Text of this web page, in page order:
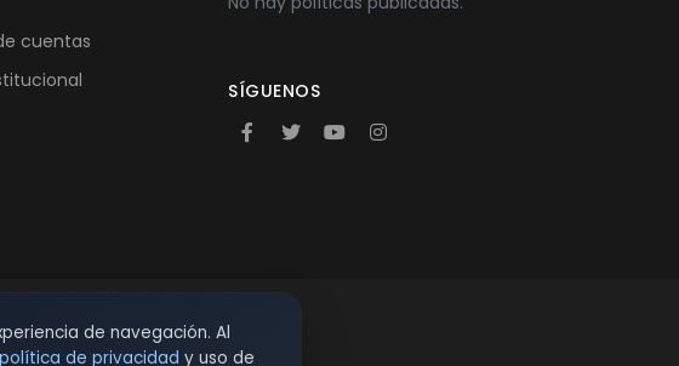
cuentas
SÍGUENOS
de navegación. Al
política de privacidad y uso de